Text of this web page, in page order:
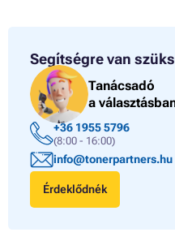
Segítségre van
Tanácsadó
a
+36 1955 5796
(8:00 - 16:00)
info@tonerpartners.hu
Érdeklődnék